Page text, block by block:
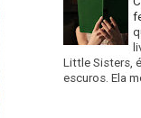
Little Sisters,
escuros. Ela